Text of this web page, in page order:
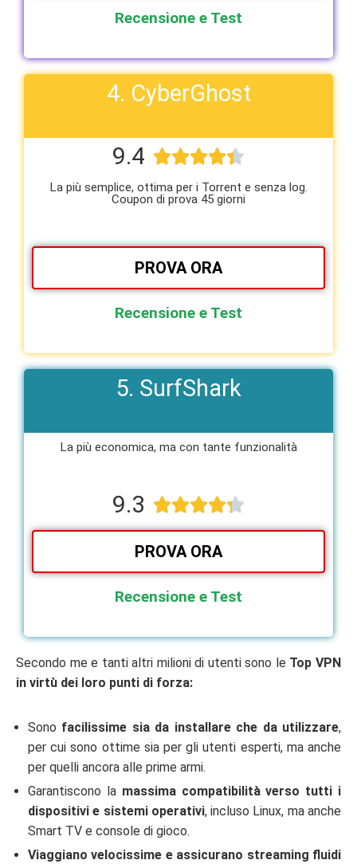
Recensione e Test
4. CyberGhost
9.4 
La più semplice, ottima per i Torrent e senza log.
Coupon di prova 45 giorni
PROVA ORA
Recensione e Test
5. SurfShark
La più economica, ma con tante funzionalità​
9.3 
PROVA ORA
Recensione e Test
Secondo me e tanti altri milioni di utenti sono le Top VPN
in virtù dei loro punti di forza:
Sono facilissime sia da installare che da utilizzare,
per cui sono ottime sia per gli utenti esperti, ma anche
per quelli ancora alle prime armi.
Garantiscono la massima compatibilità verso tutti i
dispositivi e sistemi operativi, incluso Linux, ma anche
Smart TV e console di gioco.
Viaggiano velocissime e assicurano streaming fluidi